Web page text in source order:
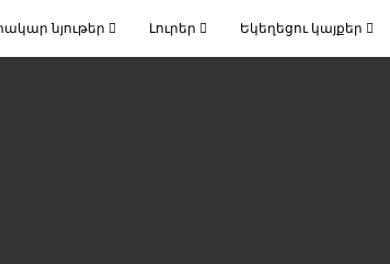
նյութեր Լուրեր Եկեղեցու կայքեր